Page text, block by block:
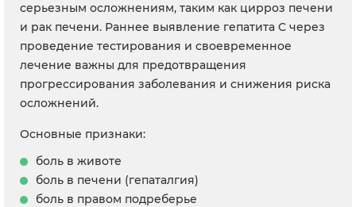
серьезным осложнениям, таким как цирроз печени
и рак печени. Раннее выявление гепатита C через
проведение тестирования и своевременное
лечение важны для предотвращения
прогрессирования заболевания и снижения риска
осложнений.
Основные признаки:
боль в животе
боль в печени (гепаталгия)
боль в правом подреберье